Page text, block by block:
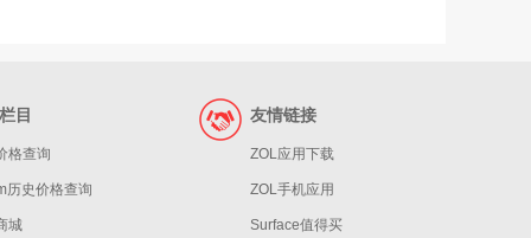
目
格查询
历史价格查询
城
友情链接
ZOL应用下载
ZOL手机应用
Surface值得买